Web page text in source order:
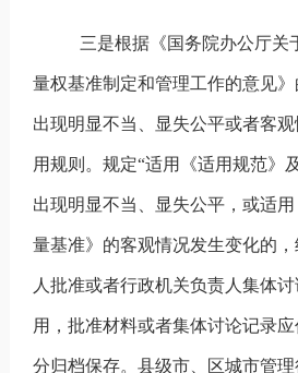
三是根据《国务院办公厅关
量权基准制定和管理工作的意见
出现明显不当、显失公平或者客
用规则。规定“适用《适用规范》
出现明显不当、显失公平，或适
量基准》的客观情况发生变化的
人批准或者行政机关负责人集体
用，批准材料或者集体讨论记录
分归档保存。县级市、区城市管